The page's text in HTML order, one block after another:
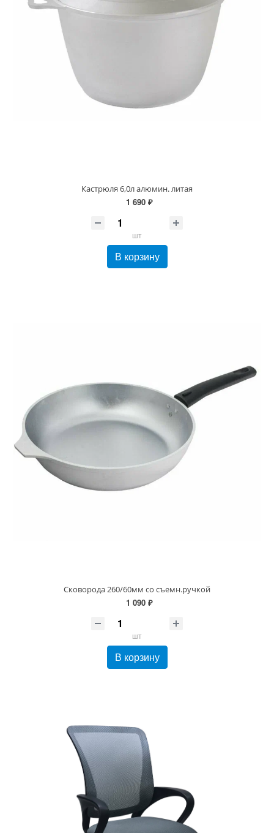
Кастрюля 6,0л алюмин. литая
1 690 ₽
шт
В корзину
Сковорода 260/60мм со съемн.ручкой
1 090 ₽
шт
В корзину